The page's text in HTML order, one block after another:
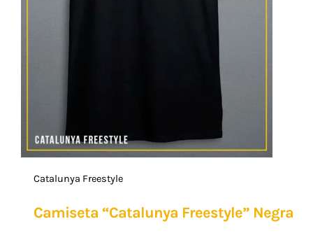
Catalunya Freestyle
Camiseta “Catalunya Freestyle” Negra